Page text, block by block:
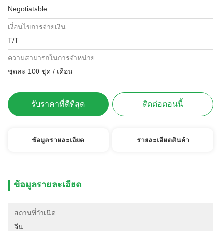
Negotiatable
เงื่อนไขการจ่ายเงิน:
T/T
ความสามารถในการจําหน่าย:
ชุดละ 100 ชุด / เดือน
รับราคาที่ดีที่สุด ติดต่อตอนนี้
ข้อมูลรายละเอียด รายละเอียดสินค้า
ข้อมูลรายละเอียด
สถานที่กำเนิด:
จีน